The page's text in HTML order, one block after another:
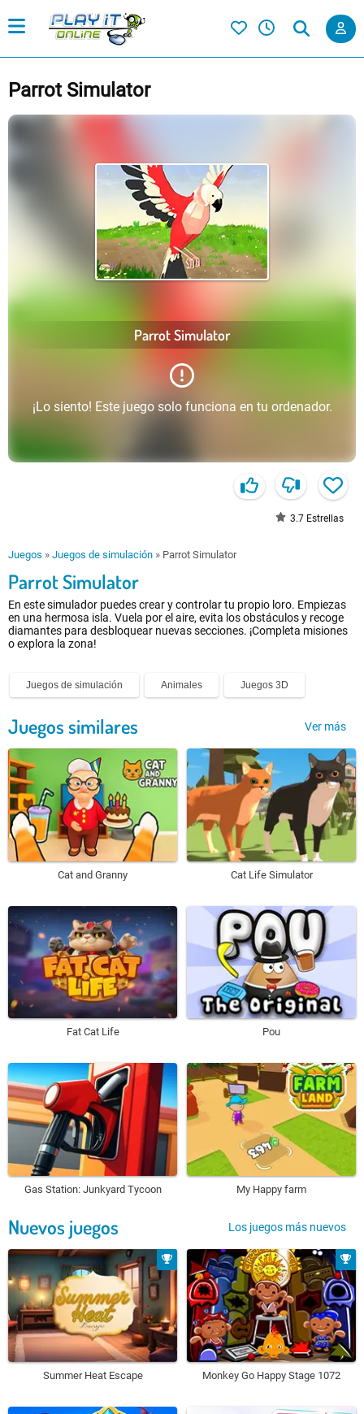
Parrot Simulator
Parrot Simulator
¡Lo siento! Este juego solo funciona en tu ordenador.
3.7 Estrellas
Juegos » Juegos de simulación » Parrot Simulator
Parrot Simulator
En este simulador puedes crear y controlar tu propio loro. Empiezas
en una hermosa isla. Vuela por el aire, evita los obstáculos y recoge
diamantes para desbloquear nuevas secciones. ¡Completa misiones
o explora la zona!
Juegos de simulación Animales Juegos 3D
Juegos similares Ver más
Cat and Granny Cat Life Simulator
Fat Cat Life Pou
Gas Station: Junkyard Tycoon My Happy farm
Nuevos juegos Los juegos más nuevos
Summer Heat Escape Monkey Go Happy Stage 1072